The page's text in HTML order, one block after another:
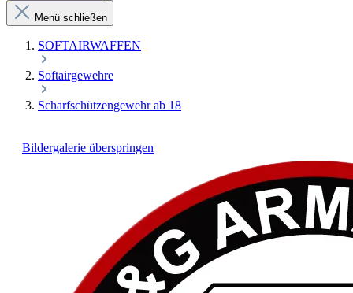
Menü schließen
SOFTAIRWAFFEN
Softairgewehre
Scharfschützengewehr ab 18
Bildergalerie überspringen